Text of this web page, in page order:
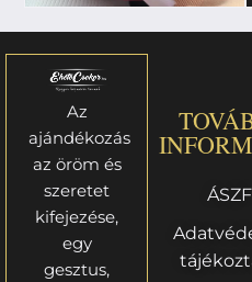
Az
ajándékozás
az öröm és
szeretet
kifejezése,
egy
gesztus,
ÁSZF